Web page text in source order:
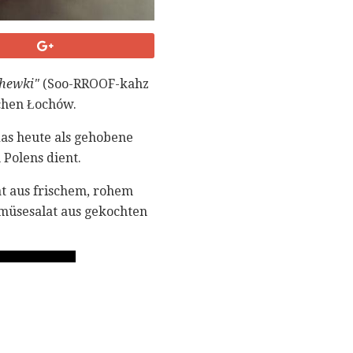
(Soo-RROOF-kahz
Łochów.
heute als gehobene
dient.
aus frischem, rohem
aus gekochten